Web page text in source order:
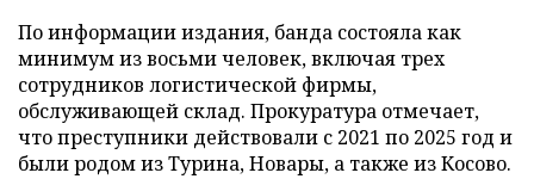
По информации издания, банда состояла как
минимум из восьми человек, включая трех
сотрудников логистической фирмы,
обслуживающей склад. Прокуратура отмечает,
что преступники действовали с 2021 по 2025 год и
были родом из Турина, Новары, а также из Косово.